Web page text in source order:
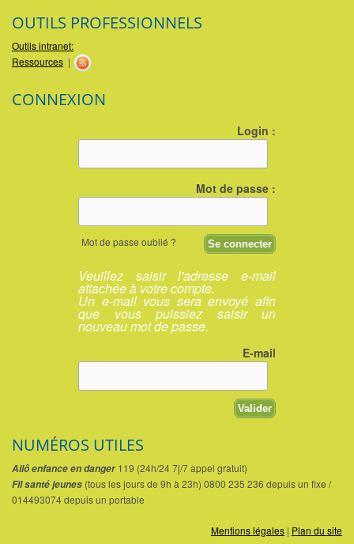
OUTILS PROFESSIONNELS
Outils intranet:
Ressources |
CONNEXION
Login :
Mot de passe :
Mot de passe oublié ?
Veuillez saisir l'adresse e-mail
attachée à votre compte.
Un e-mail vous sera envoyé afin
que vous puissiez saisir un
nouveau mot de passe.
E-mail
NUMÉROS UTILES
Allô enfance en danger119 (24h/24 7j/7 appel gratuit)
Fil santé jeunes (tous les jours de 9h à 23h) 0800 235 236 depuis un fixe /
014493074 depuis un portable
Mentions légales | Plan du site